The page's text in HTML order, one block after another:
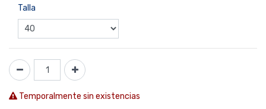
Talla
Temporalmente sin existencias